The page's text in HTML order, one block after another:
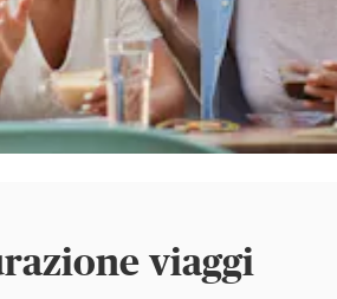
viaggi